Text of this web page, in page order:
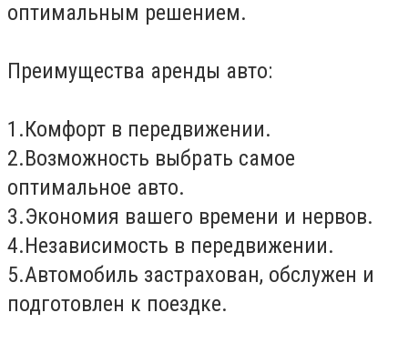
оптимальным решением.
Преимущества аренды авто:
1.Комфорт в передвижении.
2.Возможность выбрать самое
оптимальное авто.
3.Экономия вашего времени и нервов.
4.Независимость в передвижении.
5.Автомобиль застрахован, обслужен и
подготовлен к поездке.